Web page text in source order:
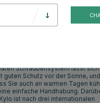
Schwarz
Schraubensystem lässt
Schutz vor der Sonne,
Sie auch an warmen Tagen
einfache Handhabung.
ist nach drei internationalen